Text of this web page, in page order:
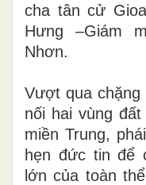
cha tân cử
Hưng –Giám
Nhơn.
Vượt qua
nối hai vùng
miền Trung,
hẹn đức tin để
lớn của toàn